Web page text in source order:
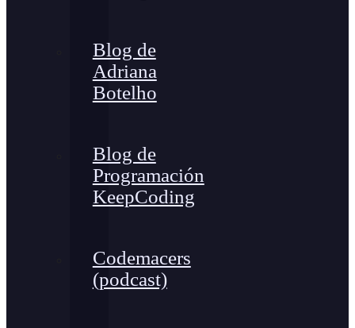
Blog de
Adriana
Botelho
Blog de
Programación
KeepCoding
Codemacers
(podcast)